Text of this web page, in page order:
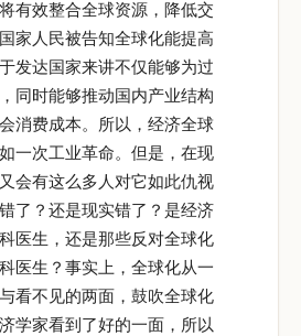
有效整合全球资源，降低交
家人民被告知全球化能提高
发达国家来讲不仅能够为过
同时能够推动国内产业结构
消费成本。所以，经济全球
一次工业革命。但是，在现
会有这么多人对它如此仇视
了？还是现实错了？是经济
医生，还是那些反对全球化
医生？事实上，全球化从一
看不见的两面，鼓吹全球化
学家看到了好的一面，所以